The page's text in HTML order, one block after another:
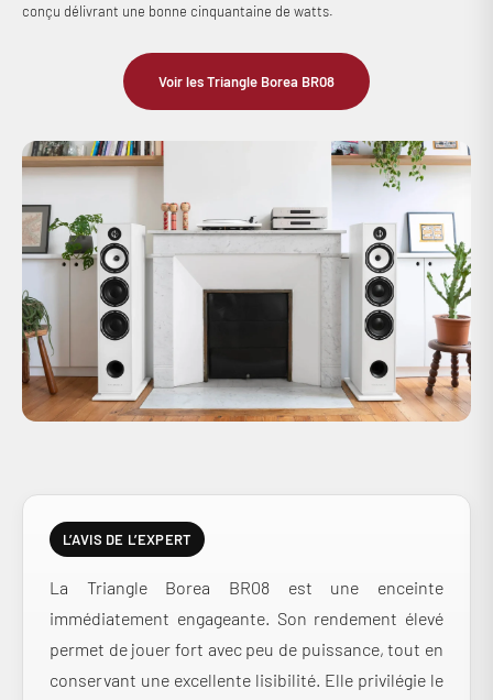
conçu délivrant une bonne cinquantaine de watts.
Voir les Triangle Borea BR08
L’AVIS DE L’EXPERT
La Triangle Borea BR08 est une enceinte
immédiatement engageante. Son rendement élevé
permet de jouer fort avec peu de puissance, tout en
conservant une excellente lisibilité. Elle privilégie le